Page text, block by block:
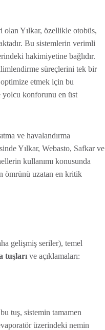
olan Yılkar, özellikle otobüs,
Bu sistemlerin verimli
hakimiyetine bağlıdır.
süreçlerini tek bir
etmek için bu
yolcu konforunu en üst
ve havalandırma
Yılkar, Webasto, Safkar ve
kullanımı konusunda
ömrünü uzatan en kritik
gelişmiş seriler), temel
tuşları ve açıklamaları:
tuş, sistemin tamamen
üzerindeki nemin